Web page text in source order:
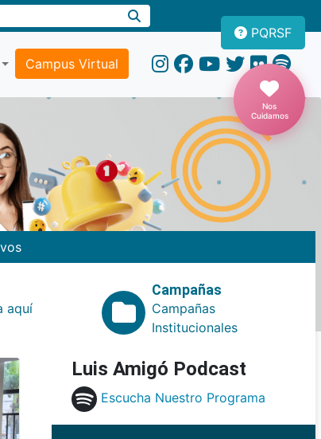
Campus Virtual
PQRSF
Nos
Cuidamos
aquí
Campañas
Campañas
Institucionales
Luis Amigó Podcast
Escucha Nuestro Programa